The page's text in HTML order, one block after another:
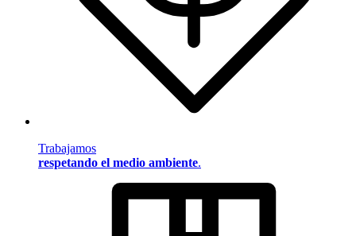
Trabajamos
respetando el medio ambiente.